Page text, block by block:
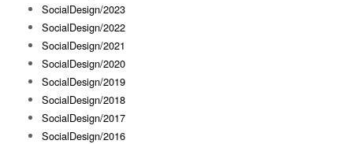
SocialDesign/2023
SocialDesign/2022
SocialDesign/2021
SocialDesign/2020
SocialDesign/2019
SocialDesign/2018
SocialDesign/2017
SocialDesign/2016